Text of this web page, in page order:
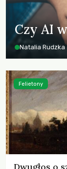
Czy AI
Natalia Rudzka
Felietony